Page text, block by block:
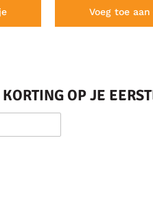
Voeg toe
OP JE